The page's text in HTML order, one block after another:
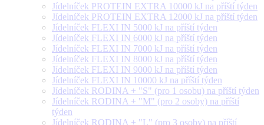
Jídelníček PROTEIN EXTRA 10000 kJ na příští týden
Jídelníček PROTEIN EXTRA 12000 kJ na příští týden
Jídelníček FLEXI IN 5000 kJ na příští týden
Jídelníček FLEXI IN 6000 kJ na příští týden
Jídelníček FLEXI IN 7000 kJ na příští týden
Jídelníček FLEXI IN 8000 kJ na příští týden
Jídelníček FLEXI IN 9000 kJ na příští týden
Jídelníček FLEXI IN 10000 kJ na příští týden
Jídelníček RODINA + "S" (pro 1 osobu) na příští týden
Jídelníček RODINA + "M" (pro 2 osoby) na příští
týden
Jídelníček RODINA + "L" (pro 3 osoby) na příští